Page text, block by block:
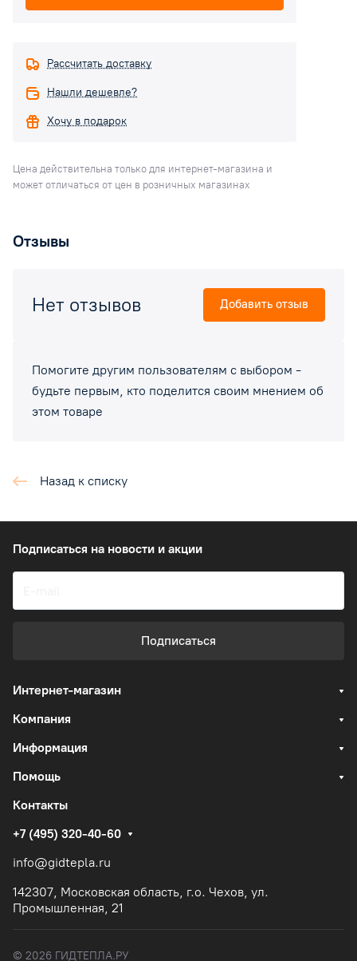
Рассчитать доставку
Нашли дешевле?
Хочу в подарок
Цена действительна только для интернет-магазина и
может отличаться от цен в розничных магазинах
Отзывы
Помогите другим пользователям с выбором -
будьте первым, кто поделится своим мнением об
этом товаре
Нет отзывов Добавить отзыв
Назад к списку
Подписаться на новости и акции
Подписаться
Интернет-магазин
Компания
Информация
Помощь
Контакты
+7 (495) 320-40-60
info@gidtepla.ru
142307, Московская область, г.о. Чехов, ул.
Промышленная, 21
© 2026 ГИДТЕПЛА.РУ